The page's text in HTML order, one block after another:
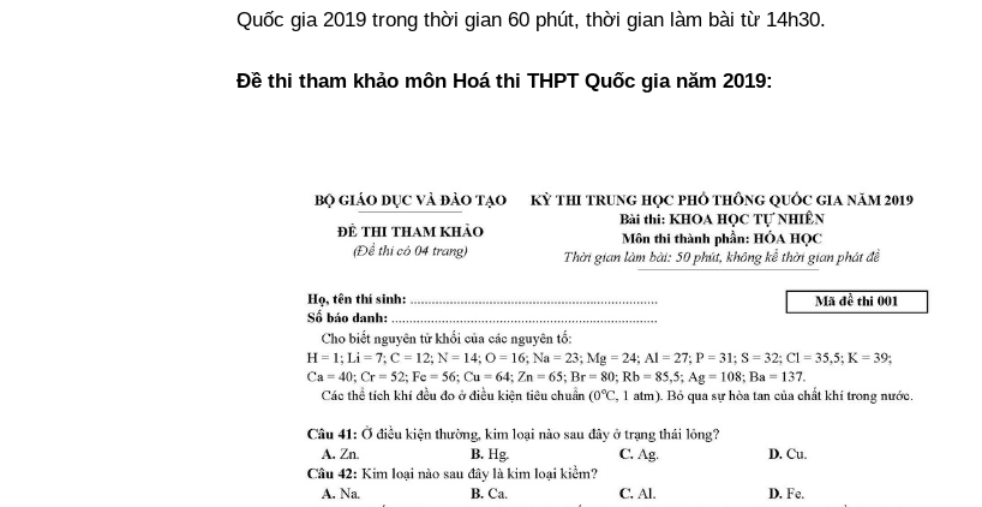
Quốc gia 2019 trong thời gian 60 phút, thời gian làm bài từ 14h30.
Đề thi tham khảo môn Hoá thi THPT Quốc gia năm 2019: